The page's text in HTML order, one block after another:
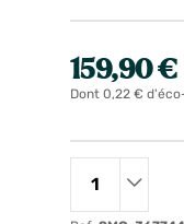
159,90 €
Dont 0,22 €